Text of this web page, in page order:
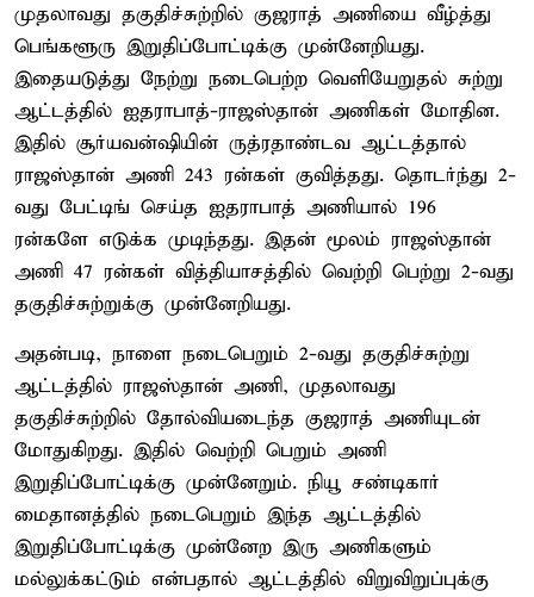
முதலாவது தகுதிச்சுற்றில் குஜராத் அணியை வீழ்த்து
பெங்களூரு இறுதிப்போட்டிக்கு முன்னேறியது.
இதையடுத்து நேற்று நடைபெற்ற வெளியேறுதல் சுற்று
ஆட்டத்தில் ஐதராபாத்-ராஜஸ்தான் அணிகள் மோதின.
இதில் சூர்யவன்ஷியின் ருத்ரதாண்டவ ஆட்டத்தால்
ராஜஸ்தான் அணி 243 ரன்கள் குவித்தது. தொடர்ந்து 2-
வது பேட்டிங் செய்த ஐதராபாத் அணியால் 196
ரன்களே எடுக்க முடிந்தது. இதன் மூலம் ராஜஸ்தான்
அணி 47 ரன்கள் வித்தியாசத்தில் வெற்றி பெற்று 2-வது
தகுதிச்சுற்றுக்கு முன்னேறியது.
அதன்படி, நாளை நடைபெறும் 2-வது தகுதிச்சுற்று
ஆட்டத்தில் ராஜஸ்தான் அணி, முதலாவது
தகுதிச்சுற்றில் தோல்வியடைந்த குஜராத் அணியுடன்
மோதுகிறது. இதில் வெற்றி பெறும் அணி
இறுதிப்போட்டிக்கு முன்னேறும். நியூ சண்டிகார்
மைதானத்தில் நடைபெறும் இந்த ஆட்டத்தில்
இறுதிப்போட்டிக்கு முன்னேற இரு அணிகளும்
மல்லுக்கட்டும் என்பதால் ஆட்டத்தில் விறுவிறுப்புக்கு